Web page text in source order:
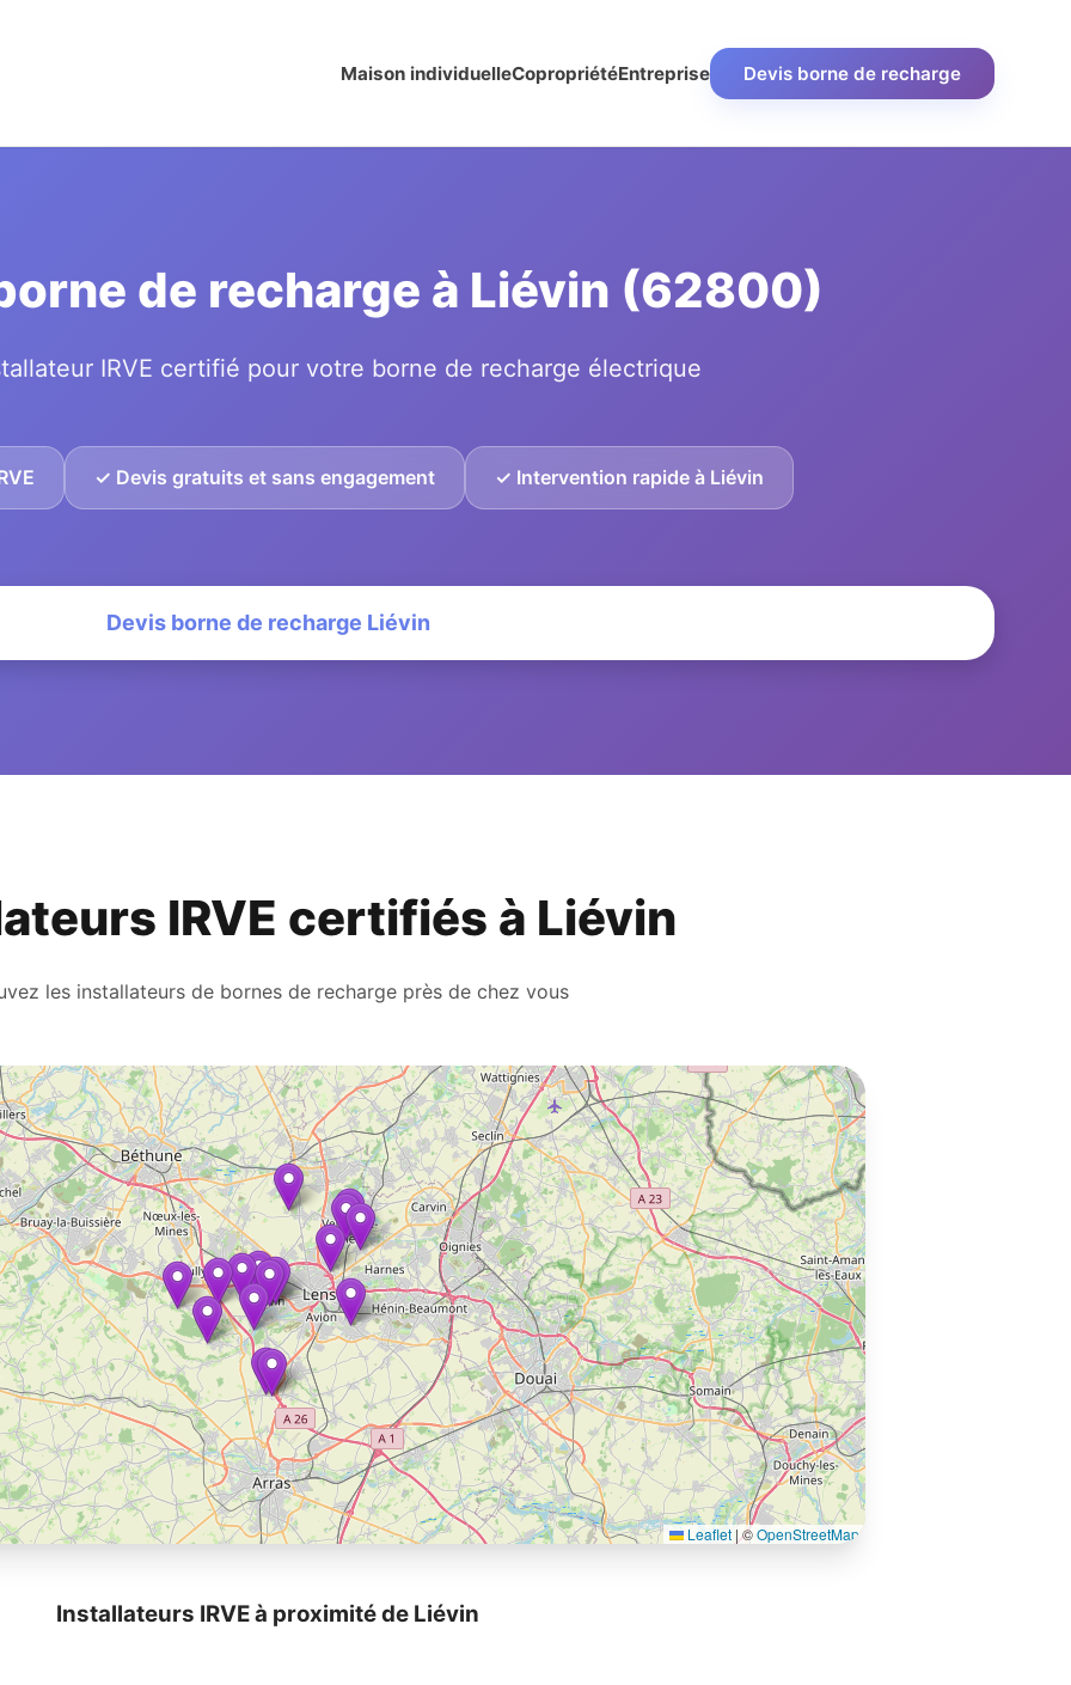
Maison individuelleCopropriétéEntreprise Devis borne de recharge
de recharge à Liévin (62800)
IRVE certifié pour votre borne de recharge électrique
✓ Devis gratuits et sans engagement ✓ Intervention rapide à Liévin
Devis borne de recharge Liévin
IRVE certifiés à Liévin
les installateurs de bornes de recharge près de chez vous
Leaflet |©OpenStreetMap
Installateurs IRVE à proximité de Liévin